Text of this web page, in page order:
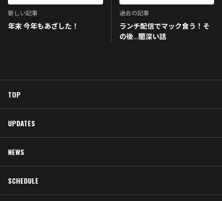
新しい記事
年末 今年もあざした！
過去の記事
ランチ配信でマック食う！そ
の後…闇深い話
TOP
UPDATES
NEWS
SCHEDULE